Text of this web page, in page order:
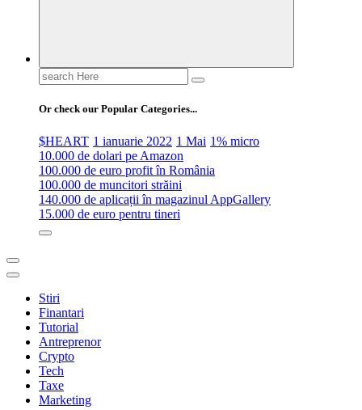
Search
for:
Or check our Popular Categories...
$HEART 1 ianuarie 2022 1 Mai 1% micro
10.000 de dolari pe Amazon
100.000 de euro profit în România
100.000 de muncitori străini
140.000 de aplicații în magazinul AppGallery
15.000 de euro pentru tineri
Stiri
Finantari
Tutorial
Antreprenor
Crypto
Tech
Taxe
Marketing